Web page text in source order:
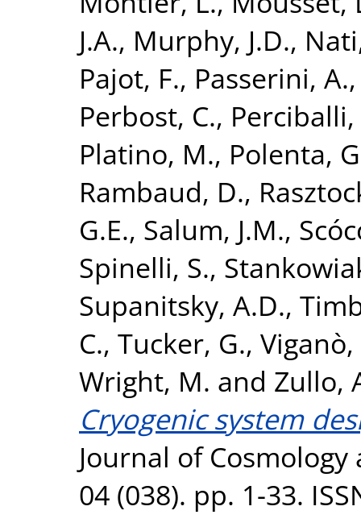
J.A., Murphy, J.D.,
Pajot, F., Passerini, A.
Perbost, C.,
Platino, M., Polenta,
Rambaud, D.,
G.E., Salum, J.M.,
Spinelli, S.,
Supanitsky, A.D.,
C., Tucker, G., Viganò,
Wright, M. and Zullo,
Cryogenic system
Journal of
04 (038). pp. 1-33.